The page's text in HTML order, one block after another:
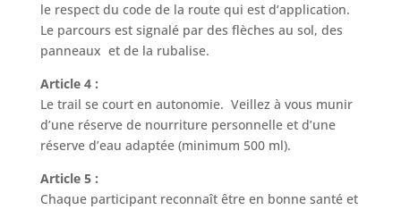
le respect du code de la route qui est d’application.
Le parcours est signalé par des flèches au sol, des
panneaux et de la rubalise.
Article 4 :
Le trail se court en autonomie. Veillez à vous munir
d’une réserve de nourriture personnelle et d’une
réserve d’eau adaptée (minimum 500 ml).
Article 5 :
Chaque participant reconnaît être en bonne santé et